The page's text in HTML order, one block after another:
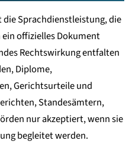
Sprachdienstleistung, die
offizielles Dokument
Rechtswirkung entfalten
Diplome,
Gerichtsurteile und
Standesämtern,
nur akzeptiert, wenn sie
begleitet werden.